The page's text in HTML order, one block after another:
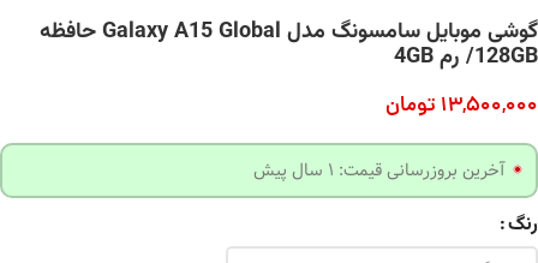
گوشی موبایل سامسونگ مدل Galaxy A15 Global حافظه
128GB/ رم 4GB
13,500,000 تومان
آخرین بروزرسانی قیمت: 1 سال پیش
رنگ